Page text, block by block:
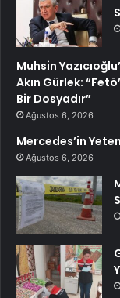
Muhsin
Akın Gürlek:
Bir Dosyadır”
Ağustos 6, 2026
Mercedes’in
Ağustos 6, 2026